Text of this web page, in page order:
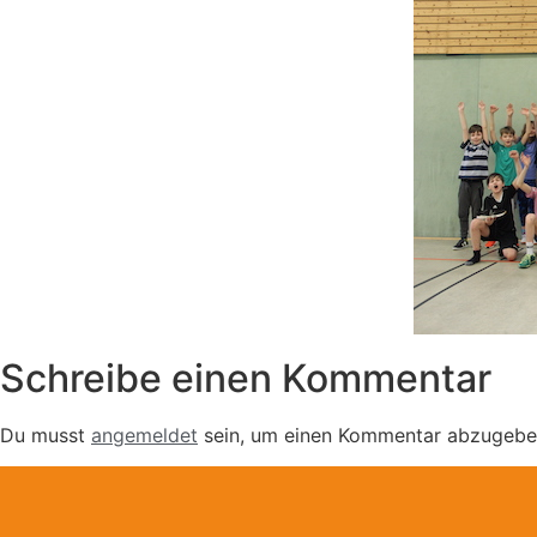
Schreibe einen Kommentar
Du musst angemeldet sein, um einen Kommentar